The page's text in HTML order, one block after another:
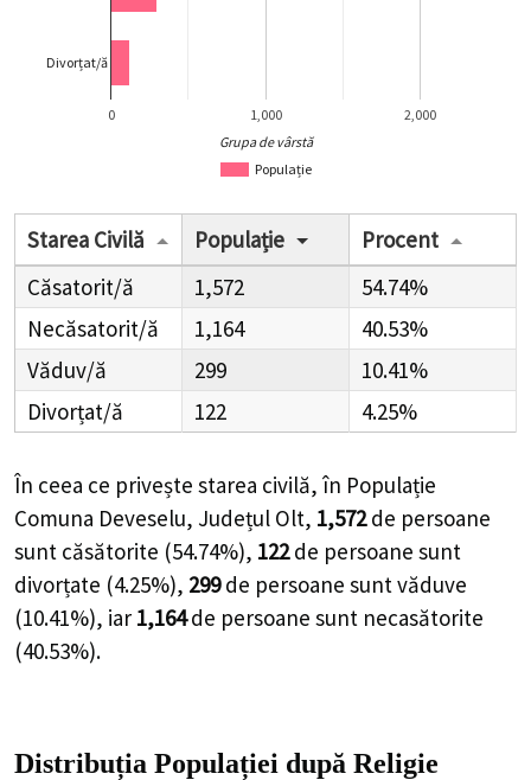
Populație
0 1,000 2,000
Divorțat/ă
Grupa de vârstă
Starea Civilă Populație
Procent
Căsatorit/ă
1,572
54.74%
Necăsatorit/ă
1,164
40.53%
Văduv/ă
299
10.41%
Divorțat/ă
122 4.25%
În ceea ce privește starea civilă, în Populație
Comuna Deveselu, Județul Olt, 1,572 de persoane
sunt căsătorite (54.74%), 122 de persoane sunt
divorțate (4.25%), 299 de persoane sunt văduve
(10.41%), iar 1,164 de persoane sunt necasătorite
(40.53%).
Distribuția Populației după Religie